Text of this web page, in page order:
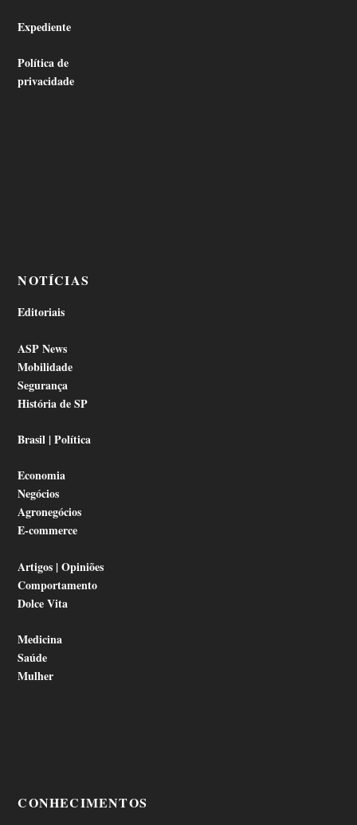
Expediente
Política de
privacidade
NOTÍCIAS
Editoriais
ASP News
Mobilidade
Segurança
História de SP
Brasil | Política
Economia
Negócios
Agronegócios
E-commerce
Artigos | Opiniões
Comportamento
Dolce Vita
Medicina
Saúde
Mulher
CONHECIMENTOS